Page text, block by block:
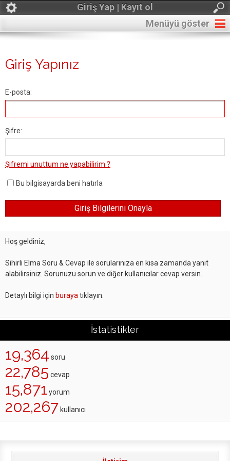
Giriş Yap | Kayıt ol
Menüyü göster
Giriş Yapınız
E-posta:
Şifre:
Şifremi unuttum ne yapabilirim ?
Bu bilgisayarda beni hatırla
Hoş geldiniz,
Sihirli Elma Soru & Cevap ile sorularınıza en kısa zamanda yanıt
alabilirsiniz. Sorunuzu sorun ve diğer kullanıcılar cevap versin.
Detaylı bilgi için buraya tıklayın.
İstatistikler
19,364 soru
22,785 cevap
15,871 yorum
202,267 kullanıcı